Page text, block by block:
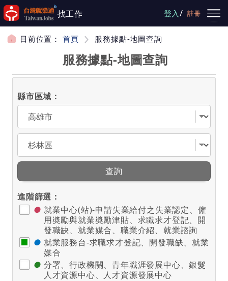
跳到主要內容
找工作 登入/ 註冊
目前位置： 首頁 服務據點-地圖查詢
服務據點-地圖查詢
縣市區域：
選擇縣市
選擇區域
查詢
進階篩選：
● 就業中心(站)-申請失業給付之失業認定、僱
用奬勵與就業奬勵津貼、求職求才登記、開
發職缺、就業媒合、職業介紹、就業諮詢
● 就業服務台-求職求才登記、開發職缺、就業
媒合
● 分署、行政機關、青年職涯發展中心、銀髮
人才資源中心、人才資源發展中心